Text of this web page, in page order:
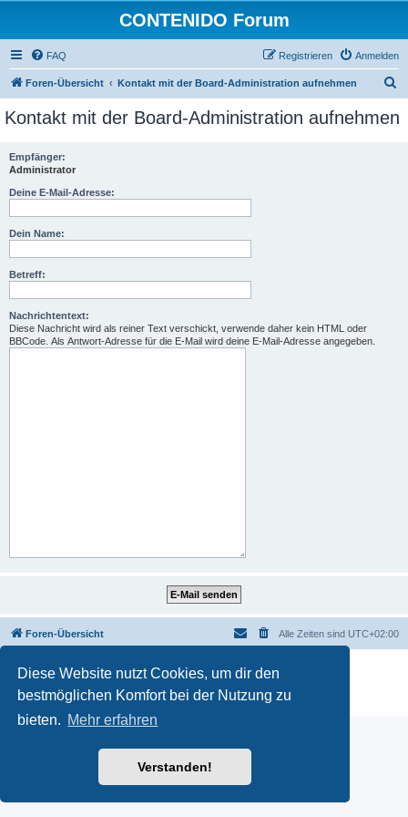
Diese Website nutzt Cookies, um dir den
bestmöglichen Komfort bei der Nutzung zu
bieten. Mehr erfahren
Verstanden!
CONTENIDO Forum
FAQ Anmelden
Registrieren
Foren-Übersicht Kontakt mit der Board-Administration aufnehmen
c
Kontakt mit der Board-Administration aufnehmen
Empfänger:
Administrator
Deine E-Mail-Adresse:
Dein Name:
Betreff:
Nachrichtentext:
Diese Nachricht wird als reiner Text verschickt, verwende daher kein HTML oder
BBCode. Als Antwort-Adresse für die E-Mail wird deine E-Mail-Adresse angegeben.
Foren-Übersicht Alle Zeiten sind UTC+02:00
Powered by phpBB
® Forum Software © phpBB Limited
Deutsche Übersetzung durch
Datenschutz|Nutzungsbedingungen